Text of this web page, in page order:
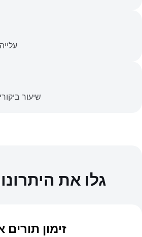
שיעור
גלו את
זימון תורים